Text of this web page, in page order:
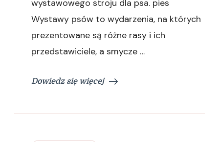
wystawowego stroju dla psa. pies
Wystawy psów to wydarzenia, na których
prezentowane są różne rasy i ich
przedstawiciele, a smycze …
Dowiedz się więcej